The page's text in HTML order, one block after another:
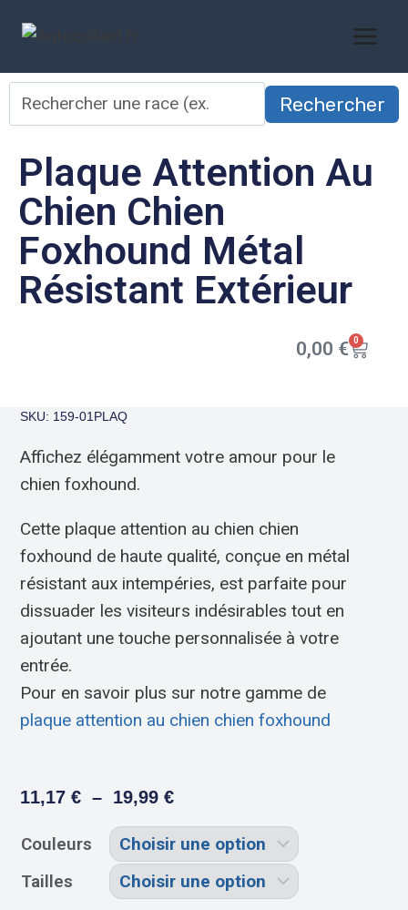
Rechercher
Plaque Attention Au
Chien Chien
Foxhound Métal
Résistant Extérieur
0,00 € 0
SKU: 159-01PLAQ
Affichez élégamment votre amour pour le
chien foxhound.
Cette plaque attention au chien chien
foxhound de haute qualité, conçue en métal
résistant aux intempéries, est parfaite pour
dissuader les visiteurs indésirables tout en
ajoutant une touche personnalisée à votre
entrée.
Pour en savoir plus sur notre gamme de
plaque attention au chien chien foxhound
11,17€ – 19,99€
Couleurs
Tailles